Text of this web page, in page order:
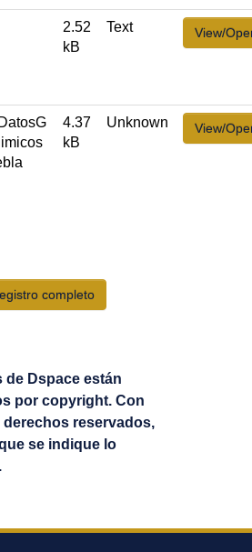
2.52
kB
Text View/
4.37
kB
Unknown View/
completo
de Dspace están
por copyright. Con
reservados,
se indique lo